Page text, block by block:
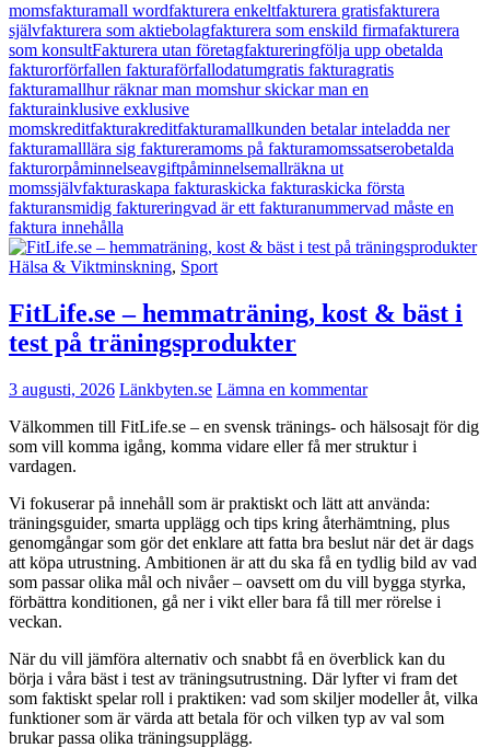
momsfakturamall wordfakturera enkeltfakturera gratisfakturera
självfakturera som aktiebolagfakturera som enskild firmafakturera
som konsultFakturera utan företagfaktureringfölja upp obetalda
fakturorförfallen fakturaförfallodatumgratis fakturagratis
fakturamallhur räknar man momshur skickar man en
fakturainklusive exklusive
momskreditfakturakreditfakturamallkunden betalar inteladda ner
fakturamalllära sig faktureramoms på fakturamomssatserobetalda
fakturorpåminnelseavgiftpåminnelsemallräkna ut
momssjälvfakturaskapa fakturaskicka fakturaskicka första
fakturansmidig faktureringvad är ett fakturanummervad måste en
faktura innehålla
Hälsa & Viktminskning, Sport
FitLife.se – hemmaträning, kost & bäst i
test på träningsprodukter
3 augusti, 2026 Länkbyten.se Lämna en kommentar
Välkommen till FitLife.se – en svensk tränings- och hälsosajt för dig
som vill komma igång, komma vidare eller få mer struktur i
vardagen.
Vi fokuserar på innehåll som är praktiskt och lätt att använda:
träningsguider, smarta upplägg och tips kring återhämtning, plus
genomgångar som gör det enklare att fatta bra beslut när det är dags
att köpa utrustning. Ambitionen är att du ska få en tydlig bild av vad
som passar olika mål och nivåer – oavsett om du vill bygga styrka,
förbättra konditionen, gå ner i vikt eller bara få till mer rörelse i
veckan.
När du vill jämföra alternativ och snabbt få en överblick kan du
börja i våra bäst i test av träningsutrustning. Där lyfter vi fram det
som faktiskt spelar roll i praktiken: vad som skiljer modeller åt, vilka
funktioner som är värda att betala för och vilken typ av val som
brukar passa olika träningsupplägg.